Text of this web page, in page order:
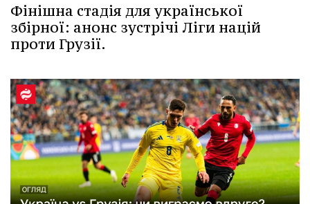
Фінішна стадія для української
збірної: анонс зустрічі Ліги націй
проти Грузії.